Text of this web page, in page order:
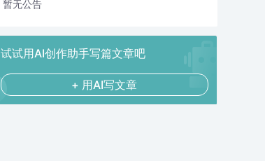
暂无公告
试试用AI创作助手写篇文章吧
+ 用AI写文章